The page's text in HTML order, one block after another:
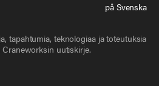
på Svenska
tapahtumia, teknologiaa ja toteutuksia
uutiskirje.